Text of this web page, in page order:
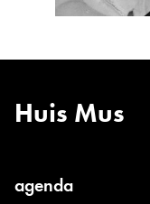
Huis Mus
agenda